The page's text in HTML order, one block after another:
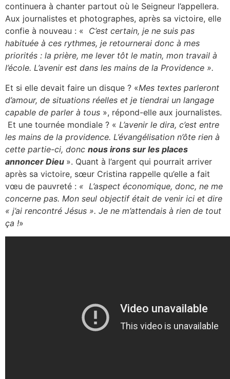
continuera à chanter partout où le Seigneur l’appellera.
Aux journalistes et photographes, après sa victoire, elle
confie à nouveau : « C’est certain, je ne suis pas
habituée à ces rythmes, je retournerai donc à mes
priorités : la prière, me lever tôt le matin, mon travail à
l’école. L’avenir est dans les mains de la Providence ».
Et si elle devait faire un disque ? «Mes textes parleront
d’amour, de situations réelles et je tiendrai un langage
capable de parler à tous », répond-elle aux journalistes.
Et une tournée mondiale ? « L’avenir le dira, c’est entre
les mains de la providence. L’évangélisation n’ôte rien à
cette partie-ci, donc nous irons sur les places
annoncer Dieu ». Quant à l’argent qui pourrait arriver
après sa victoire, sœur Cristina rappelle qu’elle a fait
vœu de pauvreté : « L’aspect économique, donc, ne me
concerne pas. Mon seul objectif était de venir ici et dire
« j’ai rencontré Jésus ». Je ne m’attendais à rien de tout
ça !»